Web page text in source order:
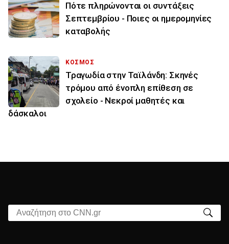
Πότε πληρώνονται οι συντάξεις
Σεπτεμβρίου - Ποιες οι ημερομηνίες
καταβολής
ΚΟΣΜΟΣ
Τραγωδία στην Ταϊλάνδη: Σκηνές
τρόμου από ένοπλη επίθεση σε
σχολείο - Νεκροί μαθητές και
δάσκαλοι
Αναζήτηση στο CNN.gr